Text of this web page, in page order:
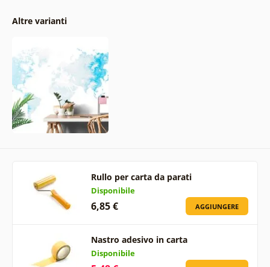
Altre varianti
Rullo per carta da parati
Disponibile
6,85 € AGGIUNGERE
Nastro adesivo in carta
Disponibile